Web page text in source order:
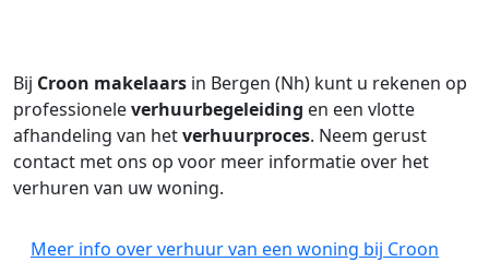
Bij Croon makelaars in Bergen (Nh) kunt u rekenen op
professioneleverhuurbegeleiding en een vlotte
afhandeling van hetverhuurproces. Neem gerust
contact met ons op voor meer informatie over het
verhuren van uw woning.
Meer info over verhuur van een woning bij Croon